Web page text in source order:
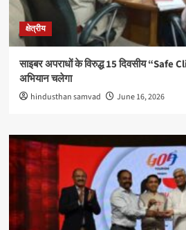
क्षेत्रीय
साइबर अपराधों के विरुद्ध 15 दिवसीय
अभियान चलेगा
hindusthan samvad June 16, 2026